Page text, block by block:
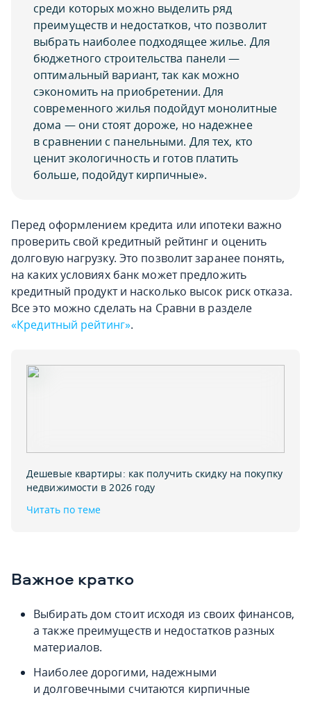
среди которых можно выделить ряд
преимуществ и недостатков, что позволит
выбрать наиболее подходящее жилье. Для
бюджетного строительства панели —
оптимальный вариант, так как можно
сэкономить на приобретении. Для
современного жилья подойдут монолитные
дома — они стоят дороже, но надежнее
в сравнении с панельными. Для тех, кто
ценит экологичность и готов платить
больше, подойдут кирпичные».
Перед оформлением кредита или ипотеки важно
проверить свой кредитный рейтинг и оценить
долговую нагрузку. Это позволит заранее понять,
на каких условиях банк может предложить
кредитный продукт и насколько высок риск отказа.
Все это можно сделать на Сравни в разделе
«Кредитный рейтинг».
Дешевые квартиры: как получить скидку на покупку
недвижимости в 2026 году
Читать по теме
Важное кратко
Выбирать дом стоит исходя из своих финансов,
а также преимуществ и недостатков разных
материалов.
Наиболее дорогими, надежными
и долговечными считаются кирпичные